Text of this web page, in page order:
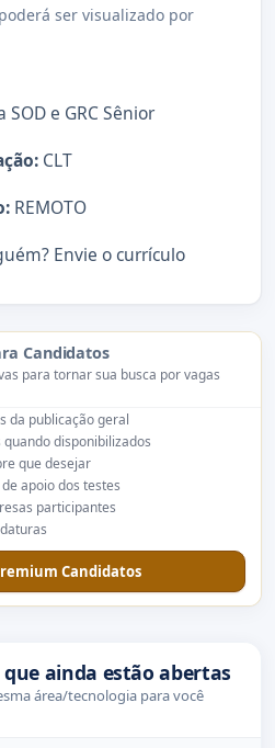
ser visualizado por
e GRC Sênior
CLT
REMOTO
Envie o currículo
Candidatos
para tornar sua busca por vagas
da publicação geral
disponibilizados
que desejar
apoio dos testes
participantes
Candidatos
ainda estão abertas
área/tecnologia para você